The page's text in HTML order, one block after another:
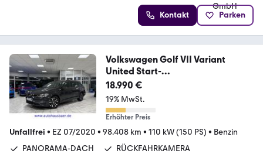
Kontakt Parken
Volkswagen Golf VII Variant
United Start-
Stopp*PANO*KAM*SHZ
18.990 €
19% MwSt.
Erhöhter Preis
Unfallfrei • EZ 07/2020 • 98.408 km • 110 kW (150 PS) • Benzin
PANORAMA-DACH
RÜCKFAHRKAMERA